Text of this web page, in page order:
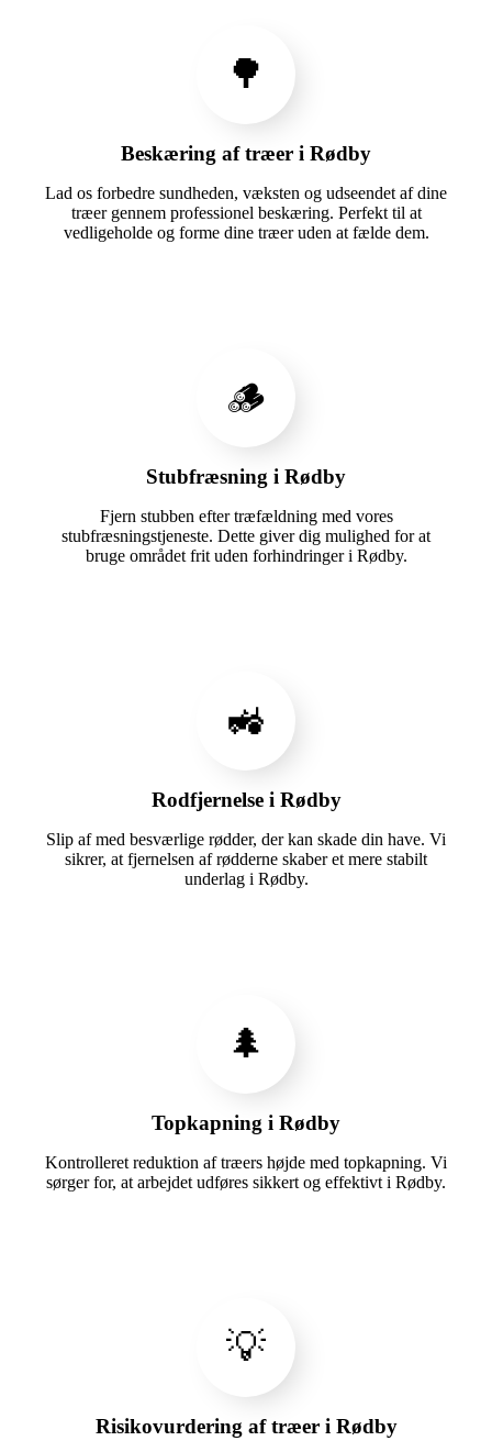
🌳
Beskæring af træer i Rødby
Lad os forbedre sundheden, væksten og udseendet af dine
træer gennem professionel beskæring. Perfekt til at
vedligeholde og forme dine træer uden at fælde dem.
🪵
Stubfræsning i Rødby
Fjern stubben efter træfældning med vores
stubfræsningstjeneste. Dette giver dig mulighed for at
bruge området frit uden forhindringer i Rødby.
🚜
Rodfjernelse i Rødby
Slip af med besværlige rødder, der kan skade din have. Vi
sikrer, at fjernelsen af rødderne skaber et mere stabilt
underlag i Rødby.
🌲
Topkapning i Rødby
Kontrolleret reduktion af træers højde med topkapning. Vi
sørger for, at arbejdet udføres sikkert og effektivt i Rødby.
💡
Risikovurdering af træer i Rødby